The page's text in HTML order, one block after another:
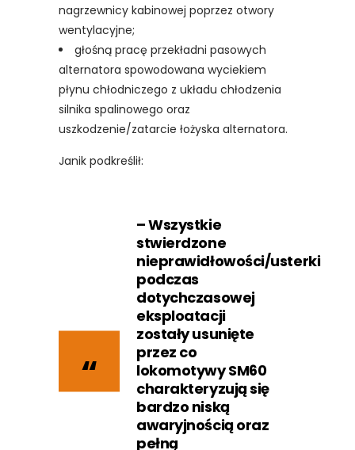
nagrzewnicy kabinowej poprzez otwory
wentylacyjne;
głośną pracę przekładni pasowych
alternatora spowodowana wyciekiem
płynu chłodniczego z układu chłodzenia
silnika spalinowego oraz
uszkodzenie/zatarcie łożyska alternatora.
Janik podkreślił:
– Wszystkie
stwierdzone
nieprawidłowości/usterki
podczas
dotychczasowej
eksploatacji
zostały usunięte
przez co
lokomotywy SM60
charakteryzują się
bardzo niską
awaryjnością oraz
pełną